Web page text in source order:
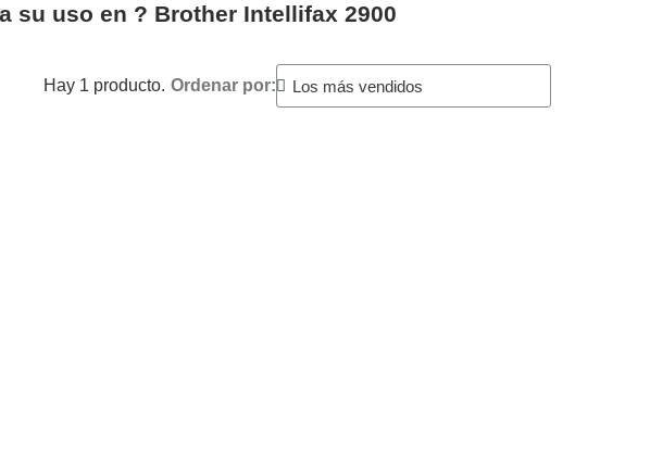
su uso en ?️ Brother Intellifax 2900
Hay 1 producto. Ordenar por: